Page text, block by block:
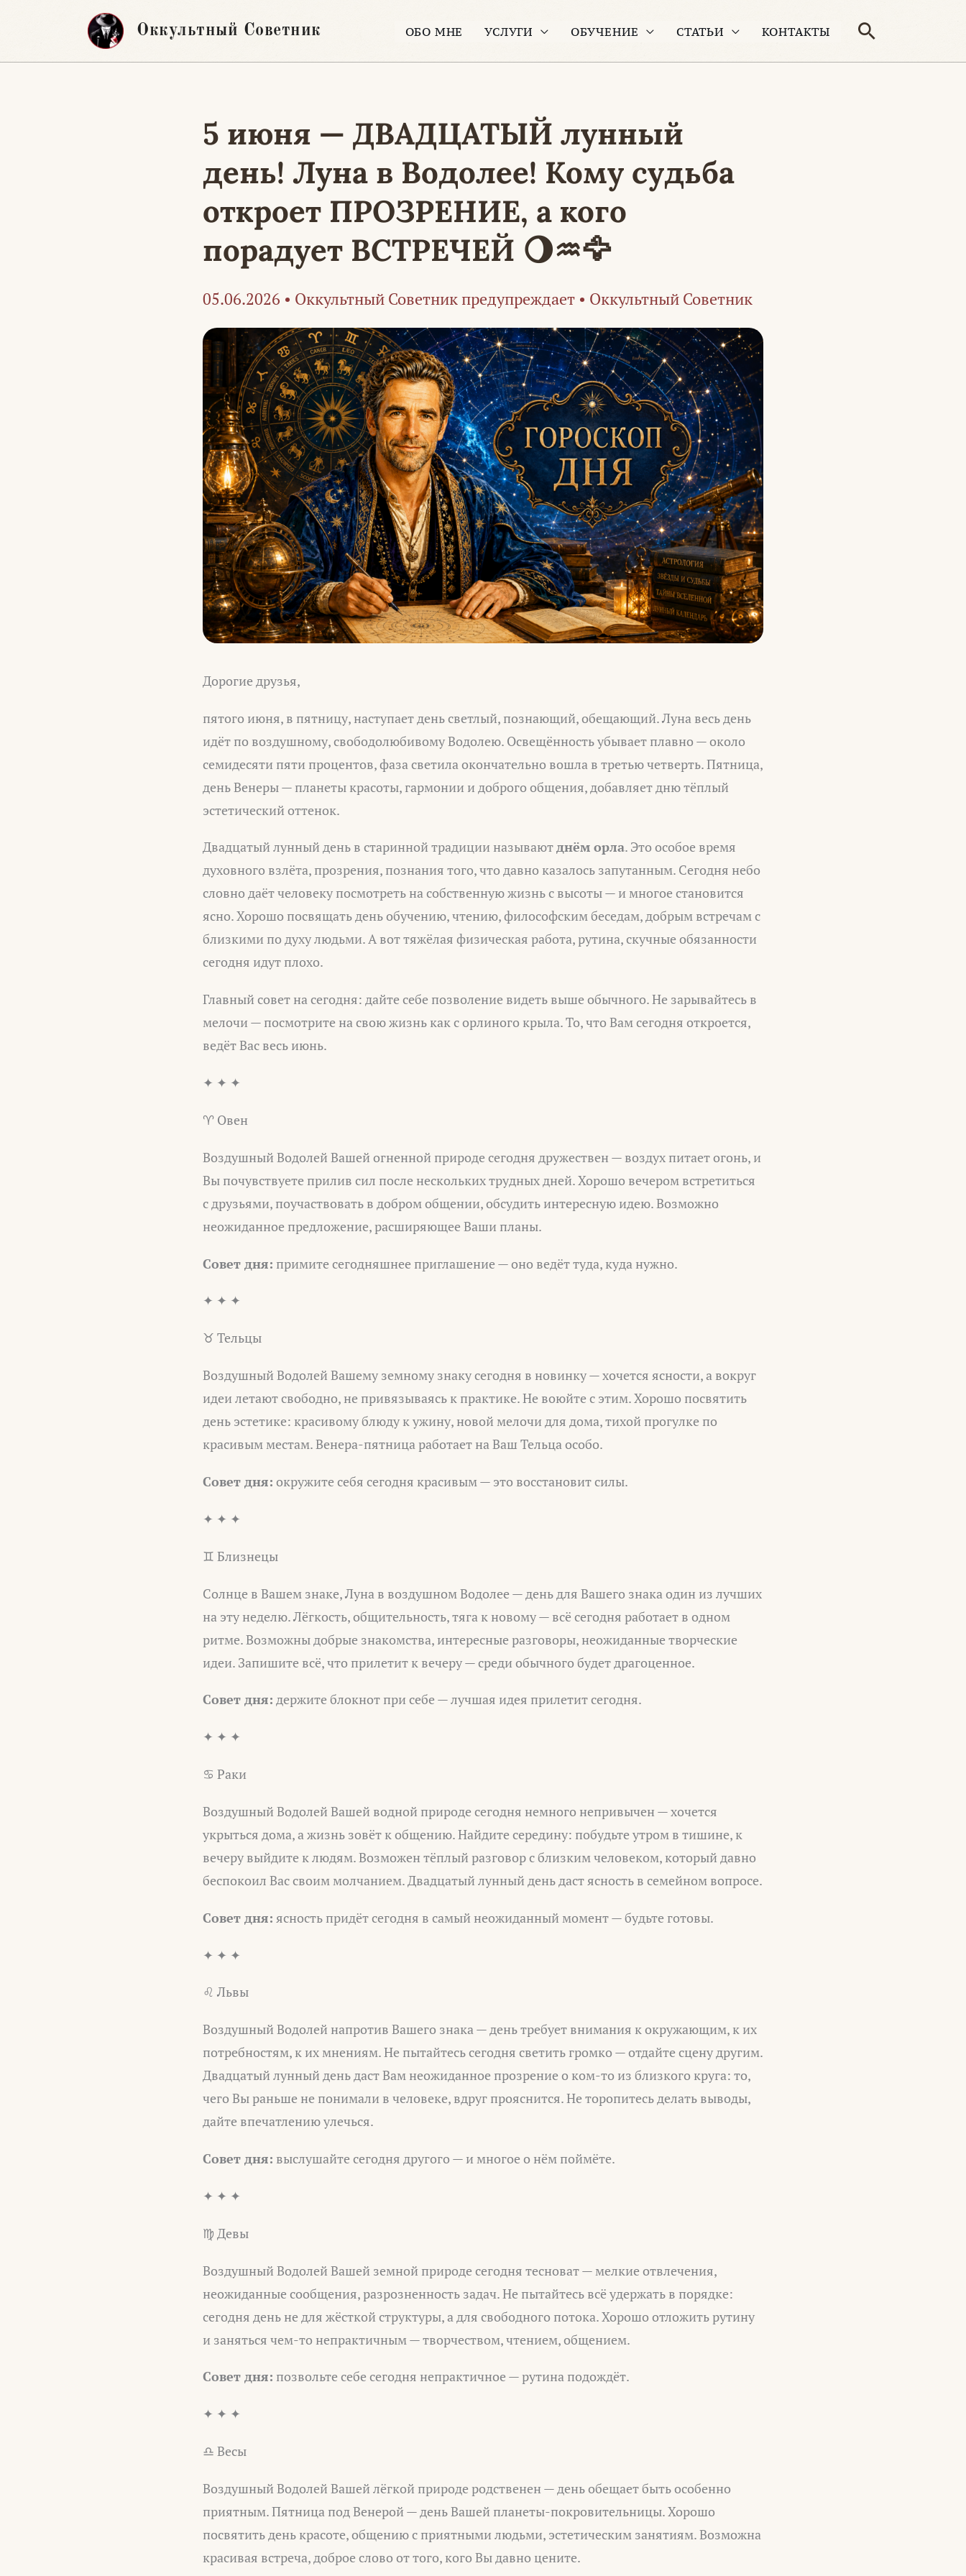
Оккультный Советник ОБО МНЕ УСЛУГИ ОБУЧЕНИЕ СТАТЬИ КОНТАКТЫ Поиск
5 июня — ДВАДЦАТЫЙ лунный
день! Луна в Водолее! Кому судьба
откроет ПРОЗРЕНИЕ, а кого
порадует ВСТРЕЧЕЙ 🌖♒🦅
05.06.2026 • Оккультный Советник предупреждает • Оккультный Советник
Дорогие друзья,
пятого июня, в пятницу, наступает день светлый, познающий, обещающий. Луна весь день
идёт по воздушному, свободолюбивому Водолею. Освещённость убывает плавно — около
семидесяти пяти процентов, фаза светила окончательно вошла в третью четверть. Пятница,
день Венеры — планеты красоты, гармонии и доброго общения, добавляет дню тёплый
эстетический оттенок.
Двадцатый лунный день в старинной традиции называютднём орла. Это особое время
духовного взлёта, прозрения, познания того, что давно казалось запутанным. Сегодня небо
словно даёт человеку посмотреть на собственную жизнь с высоты — и многое становится
ясно. Хорошо посвящать день обучению, чтению, философским беседам, добрым встречам с
близкими по духу людьми. А вот тяжёлая физическая работа, рутина, скучные обязанности
сегодня идут плохо.
Главный совет на сегодня: дайте себе позволение видеть выше обычного. Не зарывайтесь в
мелочи — посмотрите на свою жизнь как с орлиного крыла. То, что Вам сегодня откроется,
ведёт Вас весь июнь.
✦ ✦ ✦
♈ Овен
Воздушный Водолей Вашей огненной природе сегодня дружествен — воздух питает огонь, и
Вы почувствуете прилив сил после нескольких трудных дней. Хорошо вечером встретиться
с друзьями, поучаствовать в добром общении, обсудить интересную идею. Возможно
неожиданное предложение, расширяющее Ваши планы.
Совет дня: примите сегодняшнее приглашение — оно ведёт туда, куда нужно.
✦ ✦ ✦
♉ Тельцы
Воздушный Водолей Вашему земному знаку сегодня в новинку — хочется ясности, а вокруг
идеи летают свободно, не привязываясь к практике. Не воюйте с этим. Хорошо посвятить
день эстетике: красивому блюду к ужину, новой мелочи для дома, тихой прогулке по
красивым местам. Венера-пятница работает на Ваш Тельца особо.
Совет дня: окружите себя сегодня красивым — это восстановит силы.
✦ ✦ ✦
♊ Близнецы
Солнце в Вашем знаке, Луна в воздушном Водолее — день для Вашего знака один из лучших
на эту неделю. Лёгкость, общительность, тяга к новому — всё сегодня работает в одном
ритме. Возможны добрые знакомства, интересные разговоры, неожиданные творческие
идеи. Запишите всё, что прилетит к вечеру — среди обычного будет драгоценное.
Совет дня: держите блокнот при себе — лучшая идея прилетит сегодня.
✦ ✦ ✦
♋ Раки
Воздушный Водолей Вашей водной природе сегодня немного непривычен — хочется
укрыться дома, а жизнь зовёт к общению. Найдите середину: побудьте утром в тишине, к
вечеру выйдите к людям. Возможен тёплый разговор с близким человеком, который давно
беспокоил Вас своим молчанием. Двадцатый лунный день даст ясность в семейном вопросе.
Совет дня: ясность придёт сегодня в самый неожиданный момент — будьте готовы.
✦ ✦ ✦
♌ Львы
Воздушный Водолей напротив Вашего знака — день требует внимания к окружающим, к их
потребностям, к их мнениям. Не пытайтесь сегодня светить громко — отдайте сцену другим.
Двадцатый лунный день даст Вам неожиданное прозрение о ком-то из близкого круга: то,
чего Вы раньше не понимали в человеке, вдруг прояснится. Не торопитесь делать выводы,
дайте впечатлению улечься.
Совет дня: выслушайте сегодня другого — и многое о нём поймёте.
✦ ✦ ✦
♍ Девы
Воздушный Водолей Вашей земной природе сегодня тесноват — мелкие отвлечения,
неожиданные сообщения, разрозненность задач. Не пытайтесь всё удержать в порядке:
сегодня день не для жёсткой структуры, а для свободного потока. Хорошо отложить рутину
и заняться чем-то непрактичным — творчеством, чтением, общением.
Совет дня: позвольте себе сегодня непрактичное — рутина подождёт.
✦ ✦ ✦
♎ Весы
Воздушный Водолей Вашей лёгкой природе родственен — день обещает быть особенно
приятным. Пятница под Венерой — день Вашей планеты-покровительницы. Хорошо
посвятить день красоте, общению с приятными людьми, эстетическим занятиям. Возможна
красивая встреча, доброе слово от того, кого Вы давно цените.